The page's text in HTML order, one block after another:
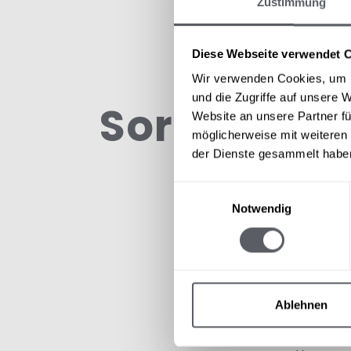
Diese Webseite verwendet
Wir verwenden Cookies,
und die Zugriffe auf unsere
Website an unsere Partner
möglicherweise mit
der Dienste gesammelt
Notwendig
Ablehnen
Sorry, this